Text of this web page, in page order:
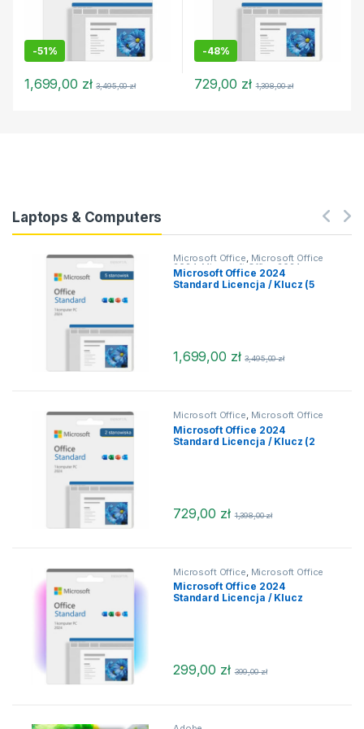
-51%
1,699,00 zł 3,495,00zł
-48%
729,00 zł 1,398,00zł
Laptops & Computers
Microsoft Office, Microsoft Office
2024 Microsoft Office 2024
MacOS,Office dla MacOS
Microsoft Office 2024
Standard Licencja / Klucz (5
1,699,00 zł 3,495,00zł
Microsoft Office, Microsoft Office
2024 Microsoft Office 2024
MacOS,Microsoft Office 2024
macOS,Office dla MacOS
Microsoft Office 2024
Standard Licencja / Klucz (2
729,00 zł 1,398,00zł
Microsoft Office Microsoft Office
2024
Microsoft Office 2024
Standard Licencja / Klucz
299,00 zł 399,00zł